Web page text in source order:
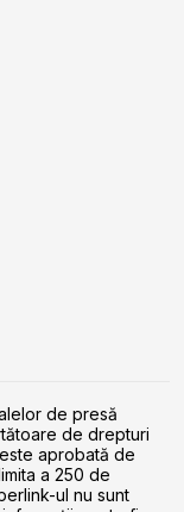
de presă
de drepturi
aprobată de
a 250 de
ul nu sunt